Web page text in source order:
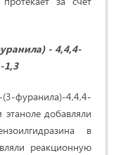
- 4,4,4-
1,3
фуранила)-4,4,4-
добавляли
в
реакционную